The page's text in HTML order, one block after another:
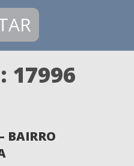
17996
BAIRRO